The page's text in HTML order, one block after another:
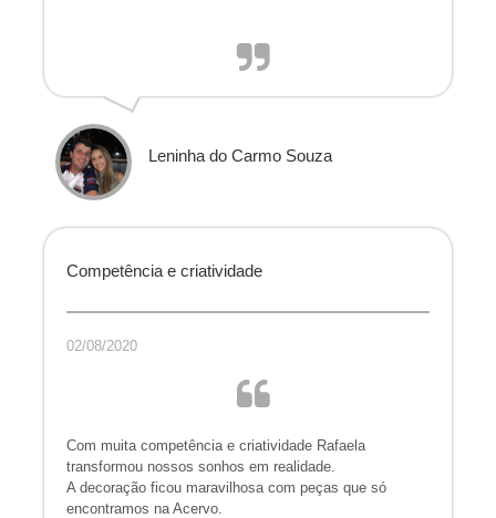
Leninha do Carmo Souza
Competência e criatividade
02/08/2020
Com muita competência e criatividade Rafaela
transformou nossos sonhos em realidade.
A decoração ficou maravilhosa com peças que só
encontramos na Acervo.